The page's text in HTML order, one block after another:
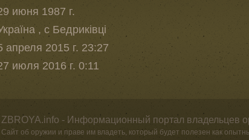
июня 1987 г.
, с Бедриківці
апреля 2015 г. 23:27
июля 2016 г. 0:11
ZBROYA.info - Информационный портал владельцев
Сайт об оружии и праве им владеть, который будет полезен как